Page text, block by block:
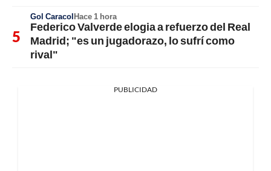
Gol CaracolHace 1 hora
Federico Valverde elogia a refuerzo del Real
Madrid; "es un jugadorazo, lo sufrí como
rival"
PUBLICIDAD